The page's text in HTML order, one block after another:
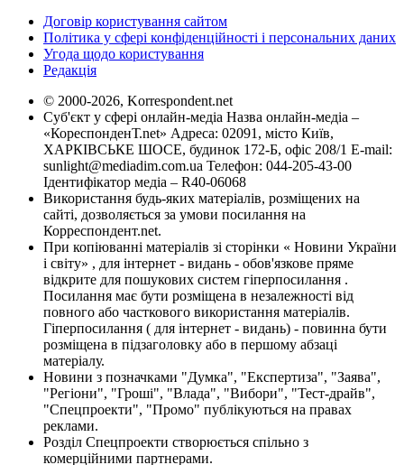
Договір користування сайтом
Політика у сфері конфіденційності і персональних даних
Угода щодо користування
Редакція
© 2000-2026, Korrespondent.net
Суб'єкт у сфері онлайн-медіа Назва онлайн-медіа –
«КореспонденТ.net» Адреса: 02091, місто Київ,
ХАРКІВСЬКЕ ШОСЕ, будинок 172-Б, офіс 208/1 E-mail:
sunlight@mediadim.com.ua Телефон: 044-205-43-00
Ідентифікатор медіа – R40-06068
Використання будь-яких матеріалів, розміщених на
сайті, дозволяється за умови посилання на
Корреспондент.net.
При копіюванні матеріалів зі сторінки « Новини України
і світу» , для інтернет - видань - обов'язкове пряме
відкрите для пошукових систем гіперпосилання .
Посилання має бути розміщена в незалежності від
повного або часткового використання матеріалів.
Гіперпосилання ( для інтернет - видань) - повинна бути
розміщена в підзаголовку або в першому абзаці
матеріалу.
Новини з позначками "Думка", "Експертиза", "Заява",
"Регіони", "Гроші", "Влада", "Вибори", "Тест-драйв",
"Спецпроекти", "Промо" публікуються на правах
реклами.
Розділ Спецпроекти створюється спільно з
комерційними партнерами.